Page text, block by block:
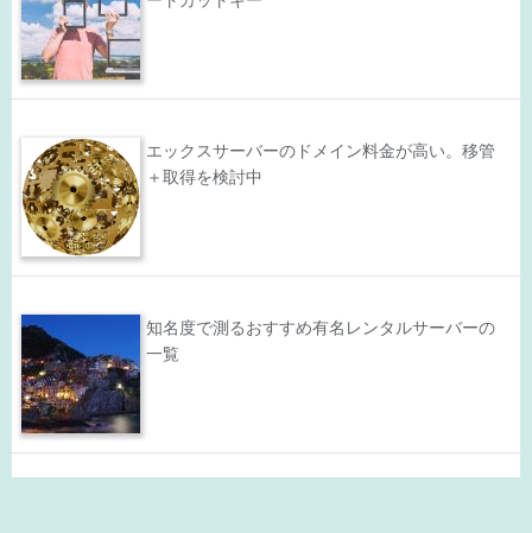
エックスサーバーのドメイン料金が高い。移管
＋取得を検討中
知名度で測るおすすめ有名レンタルサーバーの
一覧